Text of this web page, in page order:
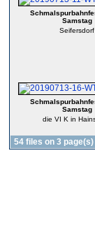
Samstag
Seifersdorf
Samstag
die VI K in
54 files on 3 page(s)